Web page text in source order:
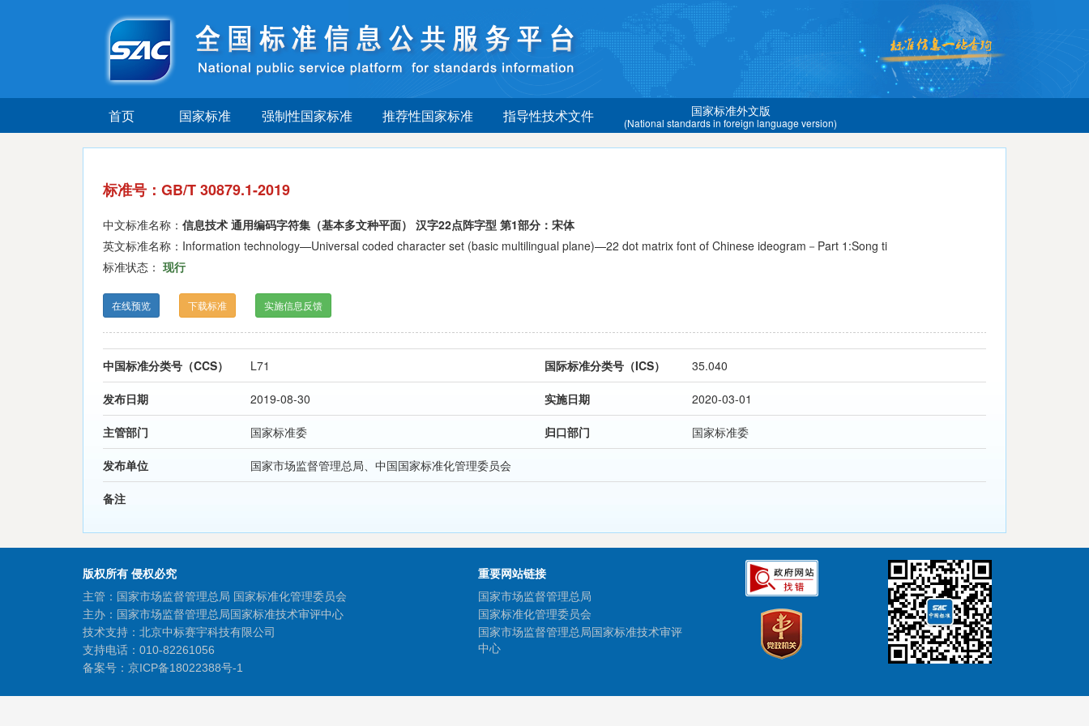
首页 国家标准 强制性国家标准 推荐性国家标准 指导性技术文件 国家标准外文版
(National standards in foreign language version)
标准号：GB/T 30879.1-2019
中文标准名称： 信息技术 通用编码字符集（基本多文种平面） 汉字22点阵字型 第1部分：宋体
英文标准名称：Information technology—Universal coded character set (basic multilingual plane)—22 dot matrix font of Chinese ideogram－Part 1:Song ti
标准状态： 现行
在线预览 下载标准 实施信息反馈
中国标准分类号（CCS） L71 国际标准分类号（ICS） 35.040
发布日期 2019-08-30 实施日期 2020-03-01
主管部门 国家标准委 归口部门 国家标准委
发布单位 国家市场监督管理总局、中国国家标准化管理委员会
备注
版权所有 侵权必究
主管：国家市场监督管理总局 国家标准化管理委员会
主办：国家市场监督管理总局国家标准技术审评中心
技术支持：北京中标赛宇科技有限公司
支持电话：010-82261056
备案号： 京ICP备18022388号-1
重要网站链接
国家市场监督管理总局
国家标准化管理委员会
国家市场监督管理总局国家标准技术审评
中心